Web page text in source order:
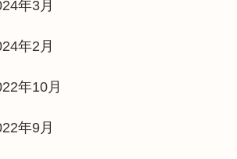
年3月
年2月
年10月
年9月